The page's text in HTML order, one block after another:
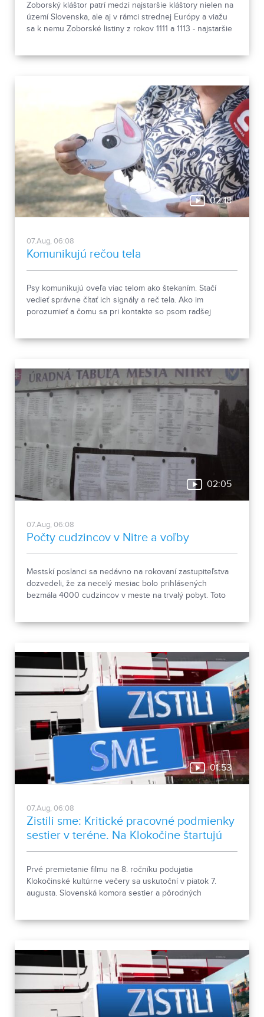
Zoborský kláštor patrí medzi najstaršie kláštory nielen na
území Slovenska, ale aj v rámci strednej Európy a viažu
sa k nemu Zoborské listiny z rokov 1111 a 1113 - najstaršie
02:18
07.Aug, 06:08
Komunikujú rečou tela
Psy komunikujú oveľa viac telom ako štekaním. Stačí
vedieť správne čítať ich signály a reč tela. Ako im
porozumieť a čomu sa pri kontakte so psom radšej
02:05
07.Aug, 06:08
Počty cudzincov v Nitre a voľby
Mestskí poslanci sa nedávno na rokovaní zastupiteľstva
dozvedeli, že za necelý mesiac bolo prihlásených
bezmála 4000 cudzincov v meste na trvalý pobyt. Toto
01:53
07.Aug, 06:08
Zistili sme: Kritické pracovné podmienky
sestier v teréne. Na Klokočine štartujú
kultúrne večery
Prvé premietanie filmu na 8. ročníku podujatia
Klokočinské kultúrne večery sa uskutoční v piatok 7.
augusta. Slovenská komora sestier a pôrodných